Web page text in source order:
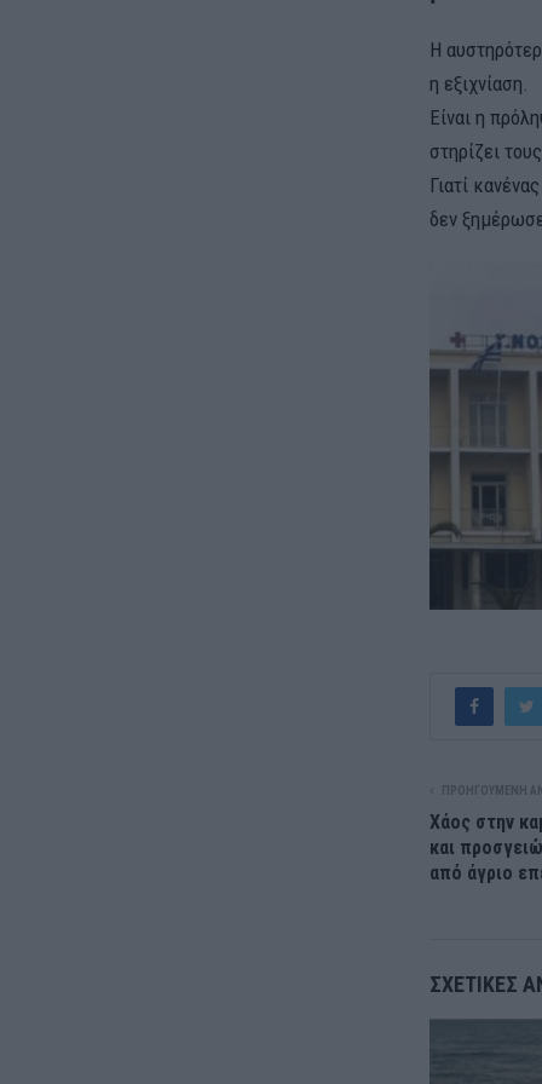
Η
η εξιχνίαση.
Είναι η
στηρίζει
Γιατί
δεν ξημέρωσε
ΠΡΟΗΓΟΎΜΕΝΗ
Χάος στην
και
από άγριο
ΣΧΕΤΙΚΈΣ